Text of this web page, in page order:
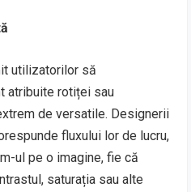
utilizatorilor să
atribuite rotiței sau
de versatile. Designerii
fluxului lor de lucru,
ul pe o imagine, fie că
saturația sau alte